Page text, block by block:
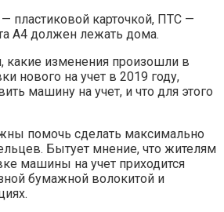
пластиковой карточкой, ПТС —
А4 должен лежать дома.
какие изменения произошли в
нового на учет в 2019 году,
машину на учет, и что для этого
помочь сделать максимально
Бытует мнение, что жителям
машины на учет приходится
бумажной волокитой и